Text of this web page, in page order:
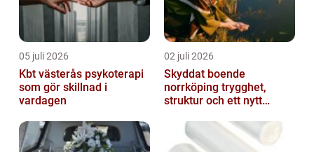
05 juli 2026
Kbt västerås psykoterapi
som gör skillnad i
vardagen
02 juli 2026
Skyddat boende
norrköping trygghet,
struktur och ett nytt